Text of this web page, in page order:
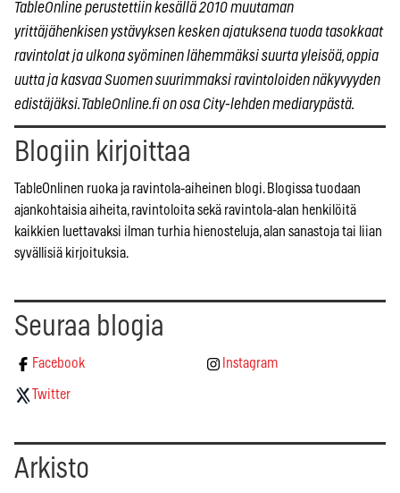
TableOnline perustettiin kesällä 2010 muutaman
yrittäjähenkisen ystävyksen kesken ajatuksena tuoda tasokkaat
ravintolat ja ulkona syöminen lähemmäksi suurta yleisöä, oppia
uutta ja kasvaa Suomen suurimmaksi ravintoloiden näkyvyyden
edistäjäksi. TableOnline.fi on osa City-lehden mediarypästä.
Blogiin kirjoittaa
TableOnlinen ruoka ja ravintola-aiheinen blogi. Blogissa tuodaan
ajankohtaisia aiheita, ravintoloita sekä ravintola-alan henkilöitä
kaikkien luettavaksi ilman turhia hienosteluja, alan sanastoja tai liian
syvällisiä kirjoituksia.
Seuraa blogia
Facebook Instagram
Twitter
Arkisto